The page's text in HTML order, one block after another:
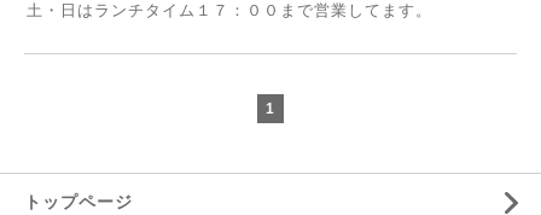
土・日はランチタイム１７：００まで営業してます。
1
トップページ